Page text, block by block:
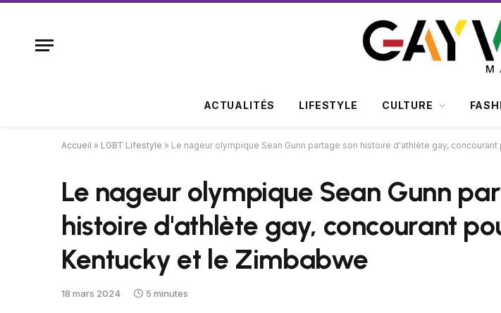
ACTUALITÉS LIFESTYLE CULTURE
Accueil » LGBT Lifestyle » Le nageur olympique Sean Gunn partage son histoire d'athlète gay,
Le nageur olympique Sean Gunn
histoire d'athlète gay, concourant
Kentucky et le Zimbabwe
18 mars 2024 5 minutes